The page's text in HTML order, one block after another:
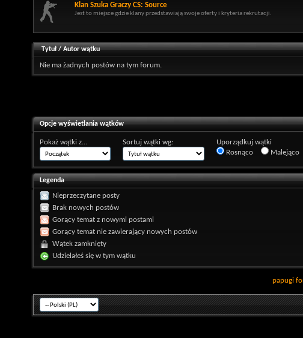
Klan Szuka Graczy CS: Source
Jest to miejsce gdzie klany przedstawiają swoje oferty i kryteria rekrutacji.
Tytuł/Autor wątku
Nie ma żadnych postów na tym forum.
Opcje wyświetlania wątków
Pokaż wątki z... Sortuj wątki wg:
Uporządkuj wątki
Rosnąco
Malejąco
Legenda
Nieprzeczytane posty
Brak nowych postów
Gorący temat z nowymi postami
Gorący temat nie zawierający nowych postów
Wątek zamknięty
Udzielałeś się w tym wątku
papugi